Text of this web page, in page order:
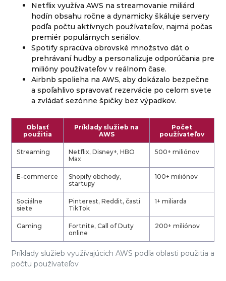
Netflix využíva AWS na streamovanie miliárd
hodín obsahu ročne a dynamicky škáluje servery
podľa počtu aktívnych používateľov, najmä počas
premiér populárnych seriálov.
Spotify spracúva obrovské množstvo dát o
prehrávaní hudby a personalizuje odporúčania pre
milióny používateľov v reálnom čase.
Airbnb spolieha na AWS, aby dokázalo bezpečne
a spoľahlivo spravovať rezervácie po celom svete
a zvládať sezónne špičky bez výpadkov.
Príklady služieb využívajúcich AWS podľa oblasti použitia a
počtu používateľov
Oblasť
použitia
Príklady služieb na
AWS
Počet
používateľov
Streaming
Netflix, Disney+, HBO
Max
500+ miliónov
E-commerce
Shopify obchody,
startupy
100+ miliónov
Sociálne
siete
Pinterest, Reddit, časti
TikTok
1+ miliarda
Gaming
Fortnite, Call of Duty
online
200+ miliónov